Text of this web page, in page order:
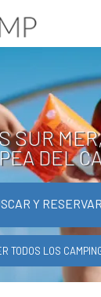
SUR
DEL
Y RESERVAR
TODOS LOS